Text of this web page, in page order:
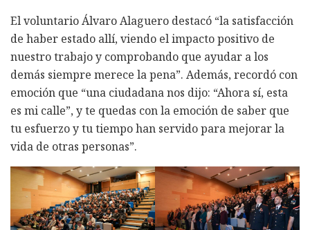
El voluntario Álvaro Alaguero destacó “la satisfacción
de haber estado allí, viendo el impacto positivo de
nuestro trabajo y comprobando que ayudar a los
demás siempre merece la pena”. Además, recordó con
emoción que “una ciudadana nos dijo: “Ahora sí, esta
es mi calle”, y te quedas con la emoción de saber que
tu esfuerzo y tu tiempo han servido para mejorar la
vida de otras personas”.